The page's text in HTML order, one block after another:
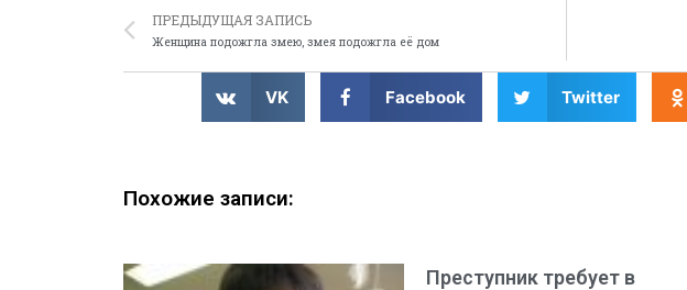
ПРЕДЫДУЩАЯ ЗАПИСЬ
Женщина подожгла змею, змея подожгла её дом
VK Facebook Twitter
Похожие записи:
Преступник требует в